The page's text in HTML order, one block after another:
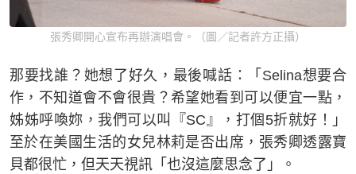
張秀卿開心宣布再辦演唱會。（圖／記者許方正攝）
那要找誰？她想了好久，最後喊話：「Selina想要合
作，不知道會不會很貴？希望她看到可以便宜一點，
姊姊呼喚妳，我們可以叫『SC』，打個5折就好！」
至於在美國生活的女兒林莉是否出席，張秀卿透露寶
貝都很忙，但天天視訊「也沒這麼思念了」。